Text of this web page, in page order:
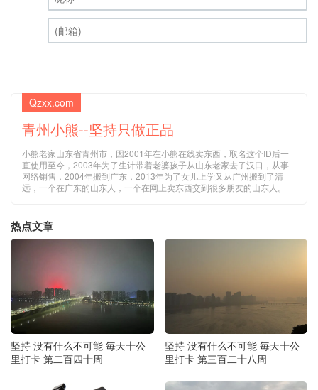
昵称 (必填)
Qzxx.com
青州小熊--坚持只做正品
小熊老家山东省青州市，因2001年在小熊在线卖东西，取名这个ID后一
直使用至今，2003年为了生计带着老婆孩子从山东老家去了汉口，从事
网络销售，2004年搬到广东，2013年为了女儿上学又从广州搬到了清
远，一个在广东的山东人，一个在网上卖东西交到很多朋友的山东人。
热点文章
坚持 没有什么不可能 毎天十公
里打卡 第二百四十周
坚持 没有什么不可能 毎天十公
里打卡 第三百二十八周